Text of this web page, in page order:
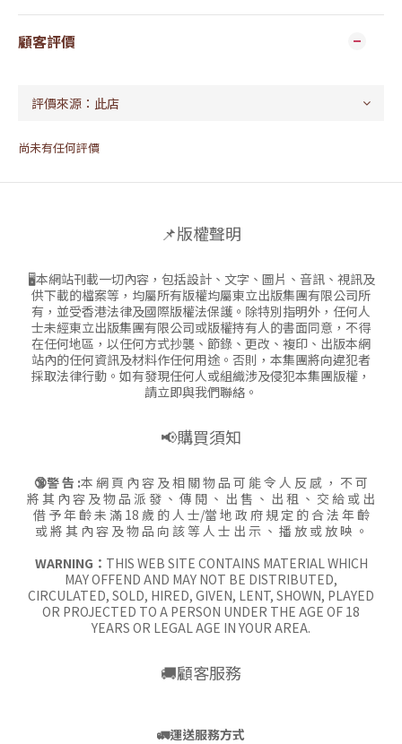
顧客評價
尚未有任何評價
📌版權聲明
🖥本網站刊載一切內容，包括設計、文字、圖片、音訊、視訊及
供下載的檔案等，均屬所有版權均屬東立出版集團有限公司所
有，並受香港法律及國際版權法保護。除特別指明外，任何人
士未經東立出版集團有限公司或版權持有人的書面同意，不得
在任何地區，以任何方式抄襲、節錄、更改、複印、出版本網
站內的任何資訊及材料作任何用途。否則，本集團將向違犯者
採取法律行動。如有發現任何人或組織涉及侵犯本集團版權，
請立即與我們聯絡。
📢購買須知
🔞警 告 :本 網 頁 內 容 及 相 關 物 品 可 能 令 人 反 感 ， 不 可
將 其 內 容 及 物 品 派 發 、 傳 閱 、 出 售 、 出 租 、 交 給 或 出
借 予 年 齡 未 滿 18 歲 的 人 士/當 地 政 府 規 定 的 合 法 年 齡
或 將 其 內 容 及 物 品 向 該 等 人 士 出 示 、 播 放 或 放 映 。
WARNING： THIS WEB SITE CONTAINS MATERIAL WHICH
MAY OFFEND AND MAY NOT BE DISTRIBUTED,
CIRCULATED, SOLD, HIRED, GIVEN, LENT, SHOWN, PLAYED
OR PROJECTED TO A PERSON UNDER THE AGE OF 18
YEARS OR LEGAL AGE IN YOUR AREA.
🚚顧客服務
🚛運送服務方式